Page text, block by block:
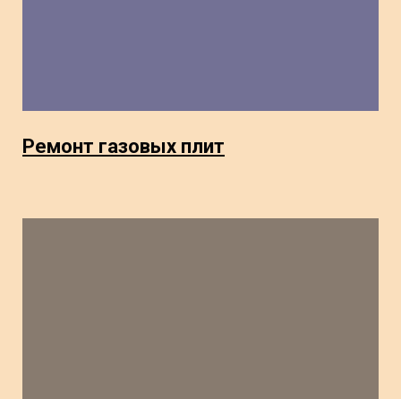
Ремонт газовых плит